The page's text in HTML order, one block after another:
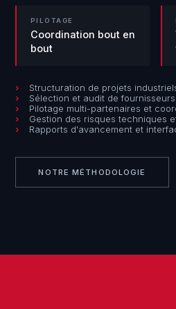
PILOTAGE
Coordination bout en
bout
Structuration de projets
Sélection et audit de
Pilotage multi-partenaires et
Gestion des risques techniques
Rapports d'avancement et
NOTRE MÉTHODOLOGIE